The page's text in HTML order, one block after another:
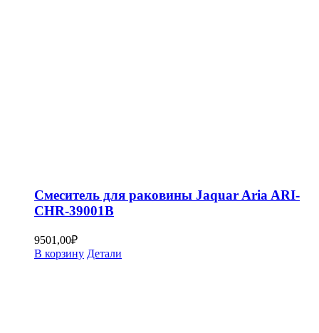
Смеситель для раковины Jaquar Aria ARI-
CHR-39001B
9501,00₽
В корзину Детали